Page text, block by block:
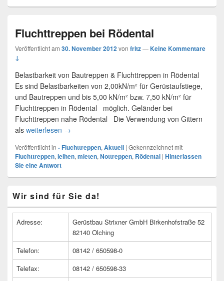
Fluchttreppen bei Rödental
Veröffentlicht am 30. November 2012von fritz—Keine Kommentare
↓
Belastbarkeit von Bautreppen & Fluchttreppen in Rödental
Es sind Belastbarkeiten von 2,00kN/m² für Gerüstaufstiege,
und Bautreppen und bis 5,00 kN/m² bzw. 7,50 kN/m² für
Fluchttreppen in Rödental möglich. Geländer bei
Fluchttreppen nahe Rödental Die Verwendung von Gittern
als weiterlesen Fluchttreppen bei Rödental
→
Veröffentlicht in - Fluchttreppen, Aktuell | Gekennzeichnet mit
Fluchttreppen, leihen, mieten, Nottreppen, Rödental | Hinterlassen
Sie eine Antwort
Seitenleisten
Widget-
Wir sind für Sie da!
Adresse:
Gerüstbau Strixner GmbH Birkenhofstraße 52
82140 Olching
Telefon:
08142 / 650598-0
Telefax:
08142 / 650598-33